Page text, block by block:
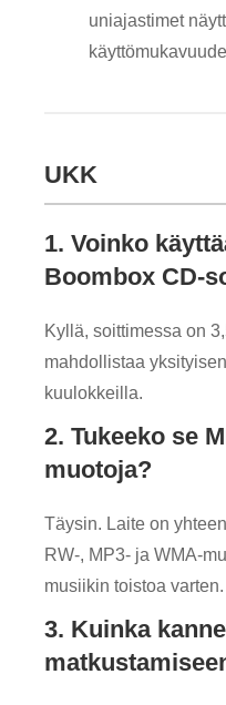
uniajastimet
UKK
1. Voinko
Boombox CD-
Kyllä, soittimessa on
mahdollistaa
kuulokkeilla.
2. Tukeeko se
muotoja?
Täysin. Laite on
RW-, MP3- ja WMA-
musiikin toistoa varten.
3. Kuinka